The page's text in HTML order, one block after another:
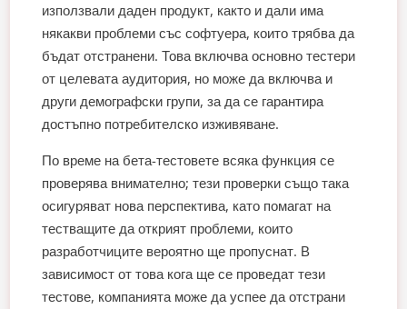
използвали даден продукт, както и дали има
някакви проблеми със софтуера, които трябва да
бъдат отстранени. Това включва основно тестери
от целевата аудитория, но може да включва и
други демографски групи, за да се гарантира
достъпно потребителско изживяване.
По време на бета-тестовете всяка функция се
проверява внимателно; тези проверки също така
осигуряват нова перспектива, като помагат на
тестващите да открият проблеми, които
разработчиците вероятно ще пропуснат. В
зависимост от това кога ще се проведат тези
тестове, компанията може да успее да отстрани